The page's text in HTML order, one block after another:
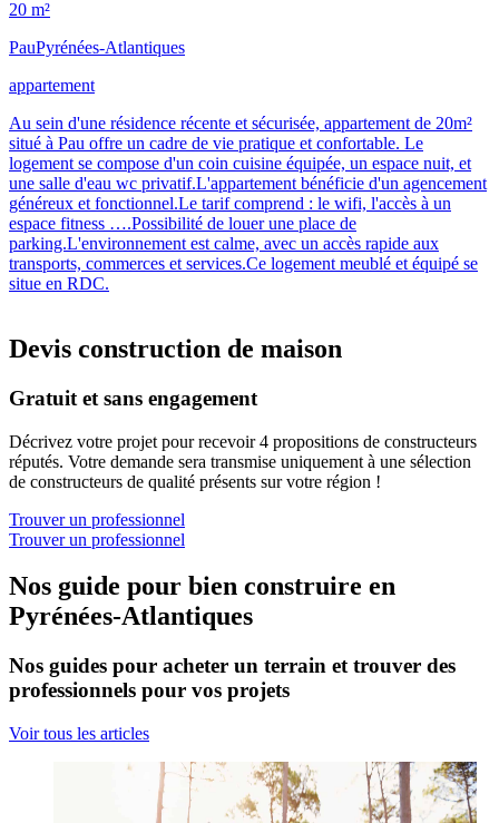
20 m²
PauPyrénées-Atlantiques
appartement
Au sein d'une résidence récente et sécurisée, appartement de 20m²
situé à Pau offre un cadre de vie pratique et confortable. Le
logement se compose d'un coin cuisine équipée, un espace nuit, et
une salle d'eau wc privatif.L'appartement bénéficie d'un agencement
généreux et fonctionnel.Le tarif comprend : le wifi, l'accès à un
espace fitness ….Possibilité de louer une place de
parking.L'environnement est calme, avec un accès rapide aux
transports, commerces et services.Ce logement meublé et équipé se
situe en RDC.
Devis construction de maison
Gratuit et sans engagement
Décrivez votre projet pour recevoir 4 propositions de constructeurs
réputés. Votre demande sera transmise uniquement à une sélection
de constructeurs de qualité présents sur votre région !
Trouver un professionnel
Trouver un professionnel
Nos guide pour bien construire en
Pyrénées-Atlantiques
Nos guides pour acheter un terrain et trouver des
professionnels pour vos projets
Voir tous les articles